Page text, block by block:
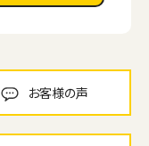
お客様の声